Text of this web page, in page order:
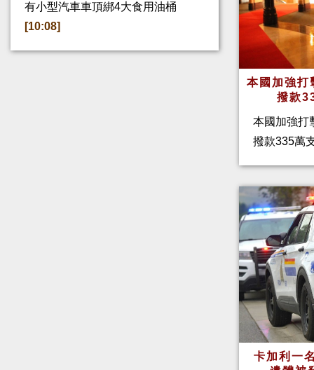
有小型汽車車頂綁4大食用油桶
[10:08]
本國加強打
撥款
本國加強打
撥款335萬
卡加利一